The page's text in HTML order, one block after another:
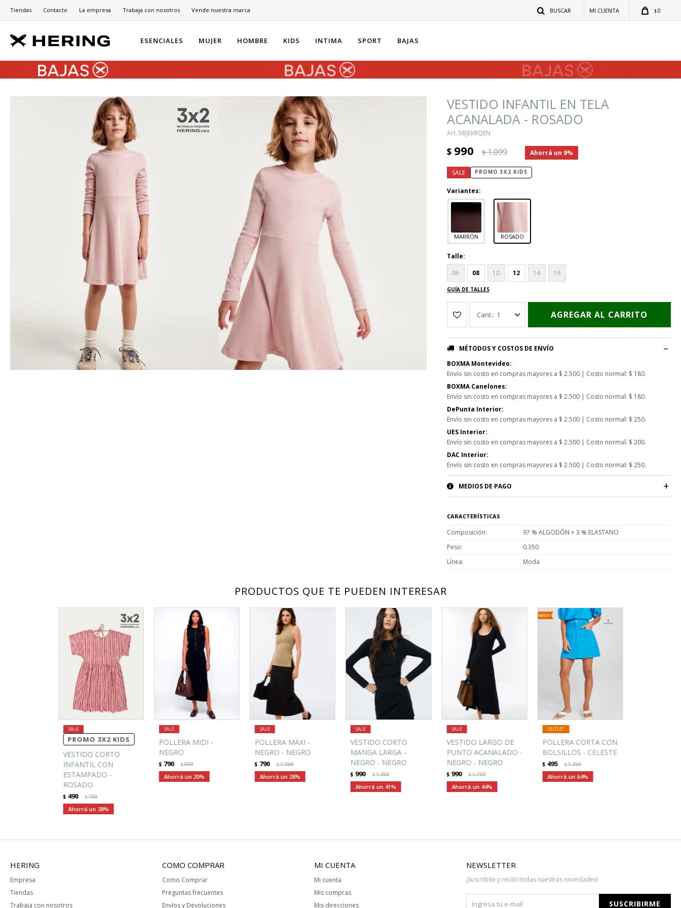
ESENCIALES MUJER HOMBRE KIDS INTIMA SPORT BAJAS
$0
Tiendas Contacto La empresa Trabaja con nosotros Vende nuestra marca
VESTIDO INFANTIL EN TELA
ACANALADA - ROSADO
5BJEKRQEN
$ 990 $1.099 9
PROMO 3X2 KIDS
Variantes:
MARRÓN ROSADO
Talle:
06
08 10 12 14 16
GUÍA DE TALLES
1 AGREGAR AL CARRITO
MÉTODOS Y COSTOS DE ENVÍO
BOXMA Montevideo:
Envío sin costo en compras mayores a $ 2.500 | Costo normal: $ 180.
BOXMA Canelones:
Envío sin costo en compras mayores a $ 2.500 | Costo normal: $ 180.
DePunta Interior:
Envío sin costo en compras mayores a $ 2.500 | Costo normal: $ 250.
UES Interior:
Envío sin costo en compras mayores a $ 2.500 | Costo normal: $ 200.
DAC Interior:
Envío sin costo en compras mayores a $ 2.500 | Costo normal: $ 250.
MEDIOS DE PAGO
CARACTERÍSTICAS
Composición
97 % ALGODÓN + 3 % ELASTANO
Peso
0.350
Línea
Moda
PRODUCTOS QUE TE PUEDEN INTERESAR
PROMO 3X2 KIDS
VESTIDO CORTO
INFANTIL CON
ESTAMPADO -
ROSADO
$ 490 $799
38
POLLERA MIDI -
NEGRO
$ 790 $999
20
POLLERA MAXI -
NEGRO - NEGRO
$ 790 $1.099
28
VESTIDO CORTO
MANGA LARGA -
NEGRO - NEGRO
$ 990 $1.699
41
VESTIDO LARGO DE
PUNTO ACANALADO -
NEGRO - NEGRO
$ 990 $1.799
44
POLLERA CORTA CON
BOLSILLOS - CELESTE
$ 495 $1.399
64
HERING
Empresa
Tiendas
Trabaja con nosotros
COMO COMPRAR
Como Comprar
Preguntas frecuentes
Envíos y Devoluciones
MI CUENTA
Mi cuenta
Mis compras
Mis direcciones
NEWSLETTER
¡Suscribite y recibí todas nuestras novedades!
SUSCRIBIRME